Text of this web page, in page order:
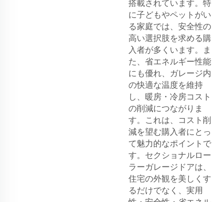
搭載されています。特
に子どもやペットがい
る家庭では、安全性の
高い選択肢を求める購
入者が多くいます。ま
た、省エネルギー性能
にも優れ、ガレージ内
の快適な温度を維持
し、暖房・冷房コスト
の削減につながりま
す。これは、コスト削
減を望む購入者にとっ
て魅力的なポイントで
す。セクショナルロー
ラーガレージドアは、
住宅の外観を美しくす
るだけでなく、実用